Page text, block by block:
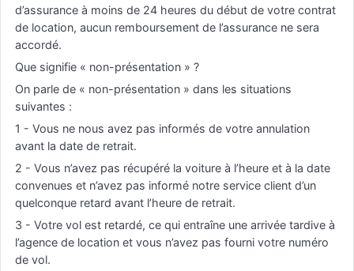
d’assurance à moins de 24 heures du début de votre contrat
de location, aucun remboursement de l’assurance ne sera
accordé.
Que signifie « non-présentation » ?
On parle de « non-présentation » dans les situations
suivantes :
1 - Vous ne nous avez pas informés de votre annulation
avant la date de retrait.
2 - Vous n’avez pas récupéré la voiture à l’heure et à la date
convenues et n’avez pas informé notre service client d’un
quelconque retard avant l’heure de retrait.
3 - Votre vol est retardé, ce qui entraîne une arrivée tardive à
l’agence de location et vous n’avez pas fourni votre numéro
de vol.